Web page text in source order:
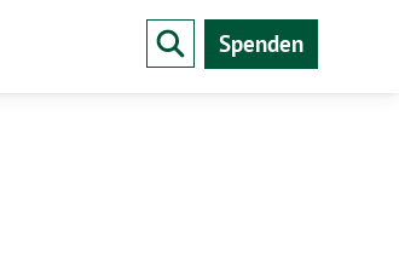
Spenden